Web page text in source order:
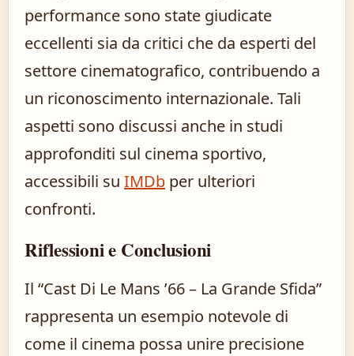
performance sono state giudicate
eccellenti sia da critici che da esperti del
settore cinematografico, contribuendo a
un riconoscimento internazionale. Tali
aspetti sono discussi anche in studi
approfonditi sul cinema sportivo,
accessibili su IMDb per ulteriori
confronti.
Riflessioni e Conclusioni
Il “Cast Di Le Mans ’66 – La Grande Sfida”
rappresenta un esempio notevole di
come il cinema possa unire precisione